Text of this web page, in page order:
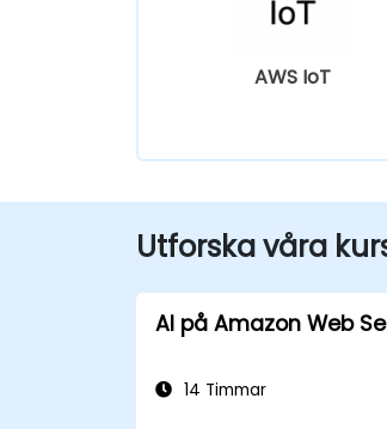
AWS IoT
Utforska våra
AI på Amazon Web
14 Timmar